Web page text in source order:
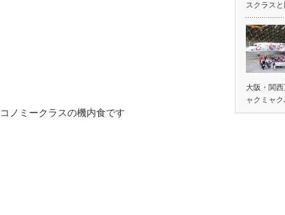
ノミークラスの機内食です
スクラス
大阪・関
ャクミャ